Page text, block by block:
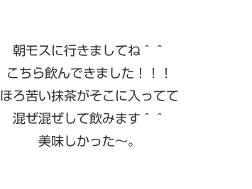
朝モスに行きましてね＾＾
こちら飲んできました！！！
ほろ苦い抹茶がそこに入ってて
混ぜ混ぜして飲みます＾＾
美味しかった〜。